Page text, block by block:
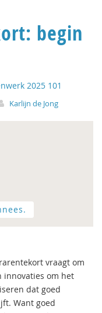
begin
2025 101
Karlijn de Jong
vraagt om
innovaties om het
dat goed
Want goed